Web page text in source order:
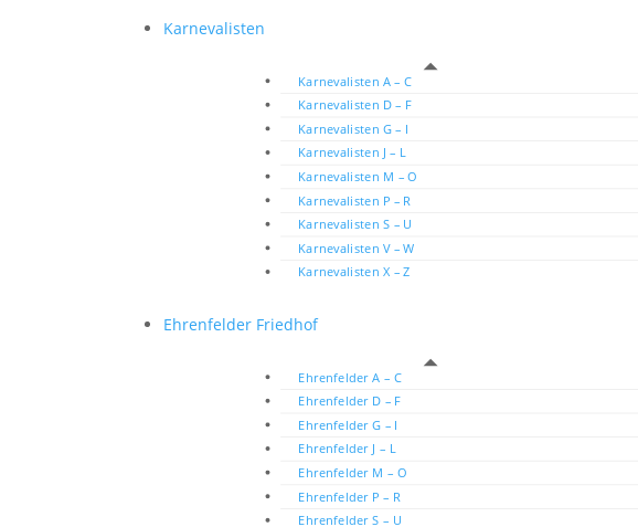
Karnevalisten
Karnevalisten A – C
Karnevalisten D – F
Karnevalisten G – I
Karnevalisten J – L
Karnevalisten M – O
Karnevalisten P – R
Karnevalisten S – U
Karnevalisten V – W
Karnevalisten X – Z
Ehrenfelder Friedhof
Ehrenfelder A – C
Ehrenfelder D – F
Ehrenfelder G – I
Ehrenfelder J – L
Ehrenfelder M – O
Ehrenfelder P – R
Ehrenfelder S – U